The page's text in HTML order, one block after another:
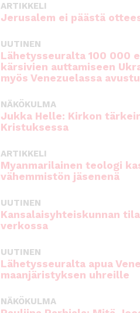
ARTIKKELI
Jerusalem ei päästä
UUTINEN
Lähetysseuralta 100 000
kärsivien auttamiseen
myös Venezuelassa
NÄKÖKULMA
Jukka Helle: Kirkon
Kristuksessa
ARTIKKELI
Myanmarilainen teologi
vähemmistön jäsenenä
UUTINEN
Kansalaisyhteiskunnan
verkossa
UUTINEN
Lähetysseuralta apua
maanjäristyksen uhreille
NÄKÖKULMA